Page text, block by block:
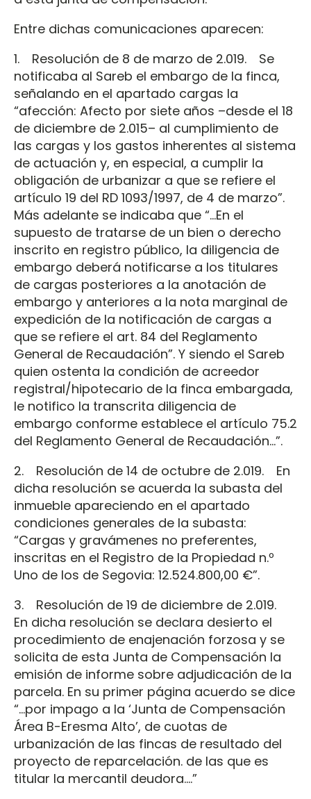
Entre dichas comunicaciones aparecen:
1. Resolución de 8 de marzo de 2.019. Se
notificaba al Sareb el embargo de la finca,
señalando en el apartado cargas la
“afección: Afecto por siete años –desde el 18
de diciembre de 2.015– al cumplimiento de
las cargas y los gastos inherentes al sistema
de actuación y, en especial, a cumplir la
obligación de urbanizar a que se refiere el
artículo 19 del RD 1093/1997, de 4 de marzo”.
Más adelante se indicaba que “...En el
supuesto de tratarse de un bien o derecho
inscrito en registro público, la diligencia de
embargo deberá notificarse a los titulares
de cargas posteriores a la anotación de
embargo y anteriores a la nota marginal de
expedición de la notificación de cargas a
que se refiere el art. 84 del Reglamento
General de Recaudación”. Y siendo el Sareb
quien ostenta la condición de acreedor
registral/hipotecario de la finca embargada,
le notifico la transcrita diligencia de
embargo conforme establece el artículo 75.2
del Reglamento General de Recaudación...”.
2. Resolución de 14 de octubre de 2.019. En
dicha resolución se acuerda la subasta del
inmueble apareciendo en el apartado
condiciones generales de la subasta:
“Cargas y gravámenes no preferentes,
inscritas en el Registro de la Propiedad n.º
Uno de los de Segovia: 12.524.800,00 €”.
3. Resolución de 19 de diciembre de 2.019.
En dicha resolución se declara desierto el
procedimiento de enajenación forzosa y se
solicita de esta Junta de Compensación la
emisión de informe sobre adjudicación de la
parcela. En su primer página acuerdo se dice
“…por impago a la ‘Junta de Compensación
Área B-Eresma Alto’, de cuotas de
urbanización de las fincas de resultado del
proyecto de reparcelación. de las que es
titular la mercantil deudora....”